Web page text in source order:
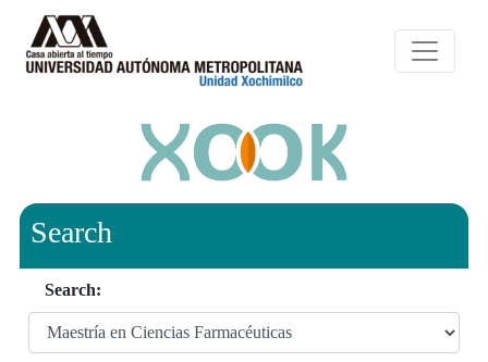
Search
Search: